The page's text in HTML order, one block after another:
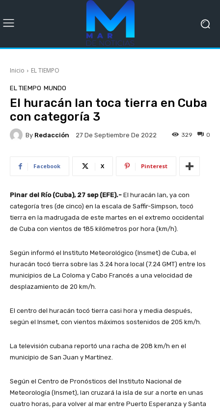
Inicio EL TIEMPO
EL TIEMPO MUNDO
El huracán Ian toca tierra en Cuba
con categoría 3
By Redacción 27 De Septiembre De 2022 0
329
Facebook X Pinterest
Pinar del Río (Cuba), 27 sep (EFE).- El huracán Ian, ya con
categoría tres (de cinco) en la escala de Saffir-Simpson, tocó
tierra en la madrugada de este martes en el extremo occidental
de Cuba con vientos de 185 kilómetros por hora (km/h).
Según informó el Instituto Meteorológico (Insmet) de Cuba, el
huracán tocó tierra sobre las 3.24 hora local (7.24 GMT) entre los
municipios de La Coloma y Cabo Francés a una velocidad de
desplazamiento de 20 km/h.
El centro del huracán tocó tierra casi hora y media después,
según el Insmet, con vientos máximos sostenidos de 205 km/h.
La televisión cubana reportó una racha de 208 km/h en el
municipio de San Juan y Martínez.
Según el Centro de Pronósticos del Instituto Nacional de
Meteorología (Insmet), Ian cruzará la isla de sur a norte en unas
cuatro horas, para volver al mar entre Puerto Esperanza y Santa